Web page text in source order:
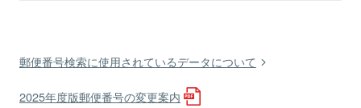
郵便番号検索に使用されているデータについて
2025年度版郵便番号の変更案内